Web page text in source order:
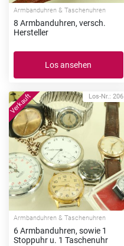
Armbanduhren & Taschenuhren
8 Armbanduhren, versch.
Hersteller
Los ansehen
Los-Nr.: 206
Armbanduhren & Taschenuhren
6 Armbanduhren, sowie 1
Stoppuhr u. 1 Taschenuhr